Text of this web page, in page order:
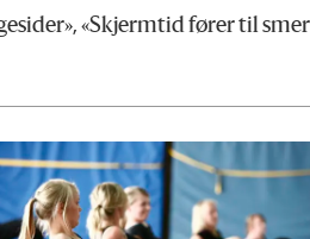
«Skjermtid fører til